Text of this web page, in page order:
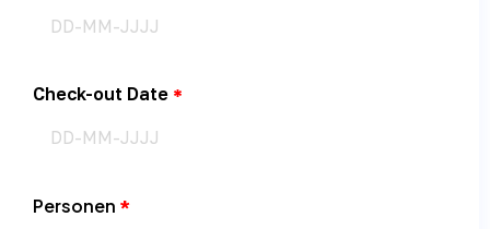
Check-out Date
Personen